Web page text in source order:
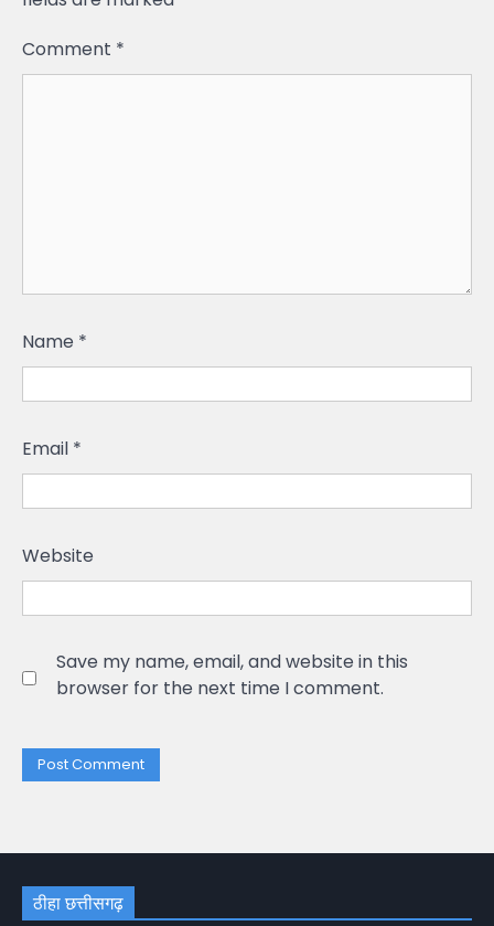
Comment *
Name *
Email *
Website
Save my name, email, and website in this
browser for the next time I comment.
ठीहा छत्तीसगढ़